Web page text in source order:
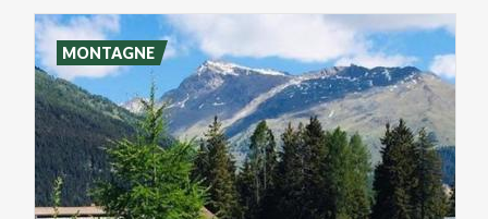
MONTAGNE